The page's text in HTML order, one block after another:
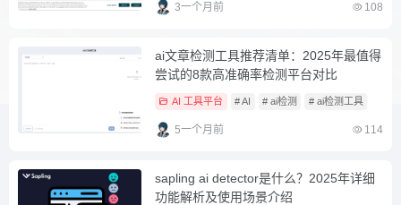
3一个月前 108
ai文章检测工具推荐清单：2025年最值得
尝试的8款高准确率检测平台对比
AI 工具平台 # AI # ai检测 # ai检测工具
5一个月前 114
sapling ai detector是什么？2025年详细
功能解析及使用场景介绍